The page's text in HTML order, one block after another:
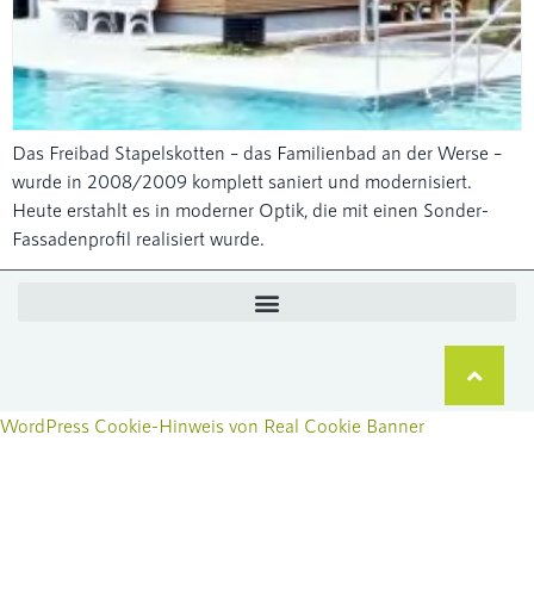
Das Freibad Stapelskotten – das Familienbad an der Werse –
wurde in 2008/2009 komplett saniert und modernisiert.
Heute erstahlt es in moderner Optik, die mit einen Sonder-
Fassadenprofil realisiert wurde.
WordPress Cookie-Hinweis von Real Cookie Banner